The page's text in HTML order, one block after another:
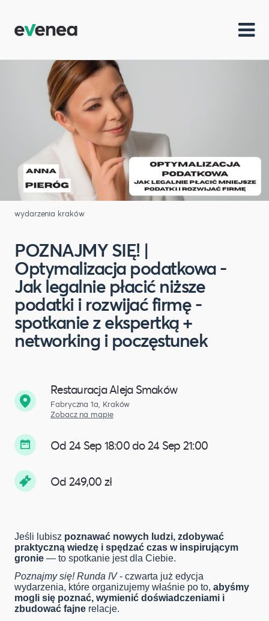
wydarzenia kraków
POZNAJMY SIĘ! |
Optymalizacja podatkowa -
Jak legalnie płacić niższe
podatki i rozwijać firmę -
spotkanie z ekspertką +
networking i poczęstunek
Restauracja Aleja Smaków
Fabryczna 1a, Kraków
Zobacz na mapie
Od 24 Sep 18:00 do 24 Sep 21:00
Od 249,00 zł
Jeśli lubisz poznawać nowych ludzi, zdobywać
praktyczną wiedzę i spędzać czas w inspirującym
gronie — to spotkanie jest dla Ciebie.
Poznajmy się! Runda IV- czwarta już edycja
wydarzenia, które organizujemy właśnie po to, abyśmy
mogli się poznać, wymienić doświadczeniami i
zbudować fajne relacje.